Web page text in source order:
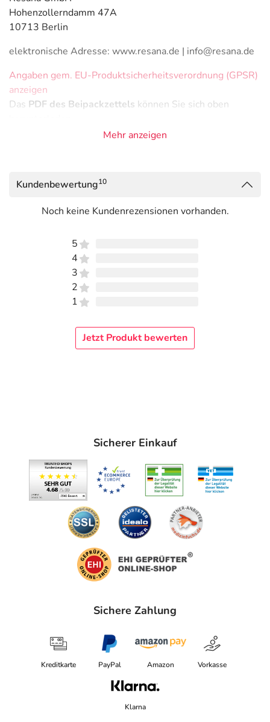
Hohenzollerndamm 47A
10713 Berlin
elektronische Adresse: www.resana.de | info@resana.de
Angaben gem. EU-Produktsicherheitsverordnung (GPSR)
anzeigen
Das PDF des Beipackzettels können Sie sich oben
Mehr anzeigen
Kundenbewertung10
Noch keine Kundenrezensionen vorhanden.
5
4
3
2
1
Jetzt Produkt bewerten
Sicherer Einkauf
Sichere Zahlung
Kreditkarte PayPal Amazon Vorkasse
Klarna